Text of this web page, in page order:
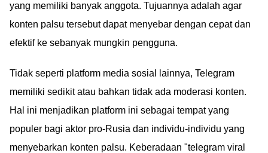
yang memiliki banyak anggota. Tujuannya adalah agar
konten palsu tersebut dapat menyebar dengan cepat dan
efektif ke sebanyak mungkin pengguna.
Tidak seperti platform media sosial lainnya, Telegram
memiliki sedikit atau bahkan tidak ada moderasi konten.
Hal ini menjadikan platform ini sebagai tempat yang
populer bagi aktor pro-Rusia dan individu-individu yang
menyebarkan konten palsu. Keberadaan "telegram viral